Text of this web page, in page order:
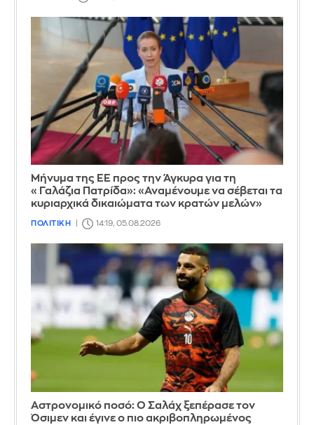
Μήνυμα της ΕΕ προς την Άγκυρα για τη
«Γαλάζια Πατρίδα»: «Αναμένουμε να σέβεται τα
κυριαρχικά δικαιώματα των κρατών μελών»
ΠΟΛΙΤΙΚΗ 14:19, 05.08.2026
Αστρονομικό ποσό: Ο Σαλάχ ξεπέρασε τον
Όσιμεν και έγινε ο πιο ακριβοπληρωμένος